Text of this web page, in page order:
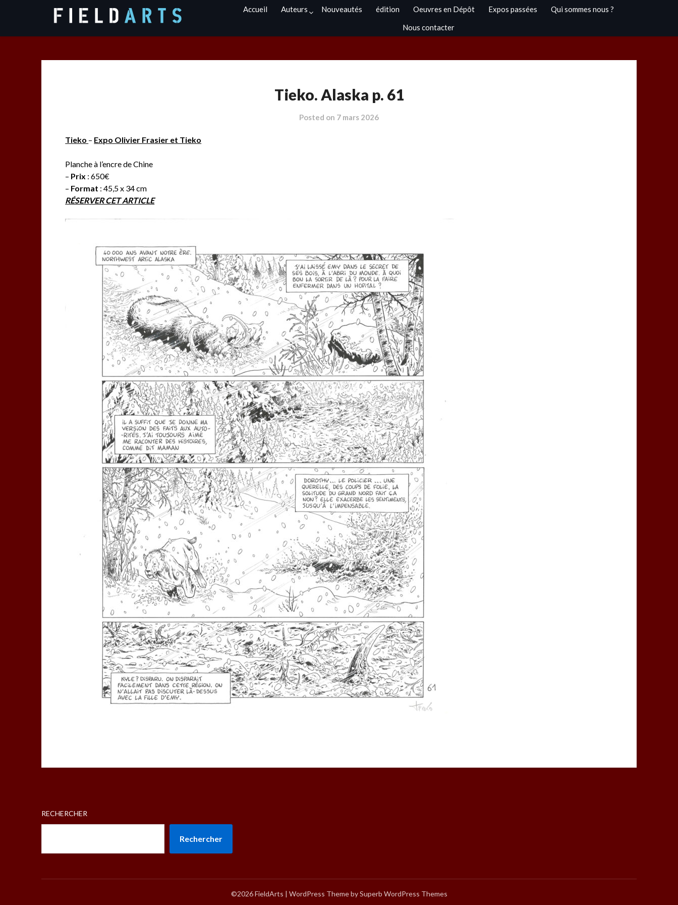
Accueil Auteurs Nouveautés édition Oeuvres en Dépôt Expos passées
Qui sommes nous ?
Nous contacter
Tieko. Alaska p. 61
Posted on 7 mars 2026
Tieko – Expo Olivier Frasier et Tieko
Planche à l’encre de Chine
– Prix : 650€
– Format : 45,5 x 34 cm
RÉSERVER CET ARTICLE
RECHERCHER
Rechercher
©2026 FieldArts | WordPress Theme bySuperb WordPress Themes